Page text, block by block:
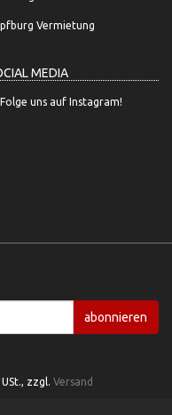
Vermietung
MEDIA
Folge uns auf Instagram!
abonnieren
zzgl. Versand